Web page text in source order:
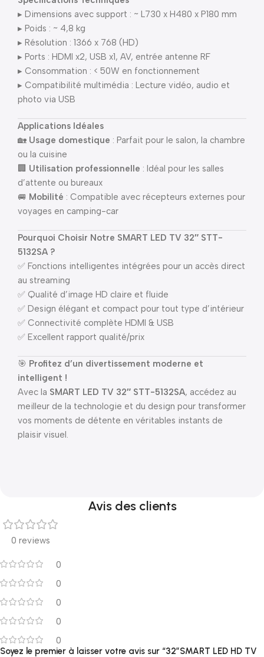
▸ Dimensions avec support : ~ L730 x H480 x P180 mm
▸ Poids : ~ 4,8 kg
▸ Résolution : 1366 x 768 (HD)
▸ Ports : HDMI x2, USB x1, AV, entrée antenne RF
▸ Consommation : < 50W en fonctionnement
▸ Compatibilité multimédia : Lecture vidéo, audio et
photo via USB
Applications Idéales
🏡 Usage domestique : Parfait pour le salon, la chambre
ou la cuisine
🏢 Utilisation professionnelle : Idéal pour les salles
d’attente ou bureaux
🚐 Mobilité : Compatible avec récepteurs externes pour
voyages en camping-car
Pourquoi Choisir Notre SMART LED TV 32″ STT-
5132SA ?
✅ Fonctions intelligentes intégrées pour un accès direct
au streaming
✅ Qualité d’image HD claire et fluide
✅ Design élégant et compact pour tout type d’intérieur
✅ Connectivité complète HDMI & USB
✅ Excellent rapport qualité/prix
🎯 Profitez d’un divertissement moderne et
intelligent !
Avec la SMART LED TV 32″ STT-5132SA, accédez au
meilleur de la technologie et du design pour transformer
vos moments de détente en véritables instants de
plaisir visuel.
Avis des clients
0 reviews
0
0
0
0
0
Soyez le premier à laisser votre avis sur “32″SMART LED HD TV